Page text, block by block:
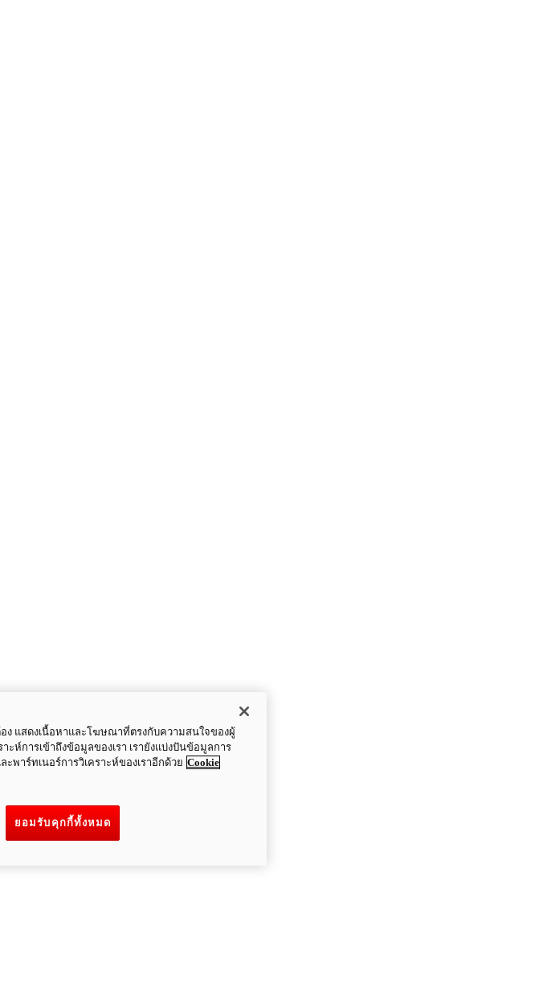
ง แสดงเนื้อหาและโฆษณาที่ตรงกับความสนใจของผู้
ะห์การเข้าถึงข้อมูลของเรา เรายังแบ่งปันข้อมูลการ
พาร์ทเนอร์การวิเคราะห์ของเราอีกด้วย Cookie
ยอมรับคุกกี้ทั้งหมด